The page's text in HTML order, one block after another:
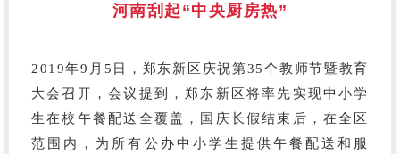
河南刮起 “中央厨房热”
2019年9月5日，郑东新区庆祝第35个教师节暨教育
大会召开，会议提到，郑东新区将率先实现中小学
生在校午餐配送全覆盖，国庆长假结束后，在全区
范围内，为所有公办中小学生提供午餐配送和服